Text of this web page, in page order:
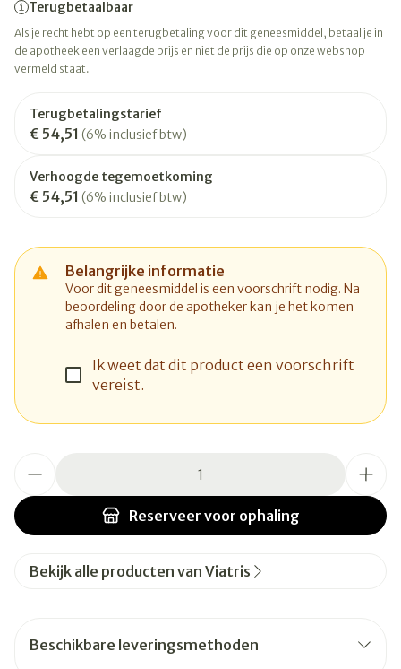
Terugbetaalbaar
Als je recht hebt op een terugbetaling voor dit geneesmiddel, betaal je in
de apotheek een verlaagde prijs en niet de prijs die op onze webshop
vermeld staat.
Terugbetalingstarief
€ 54,51 (6% inclusief btw)
Verhoogde tegemoetkoming
€ 54,51 (6% inclusief btw)
Belangrijke informatie
Voor dit geneesmiddel is een voorschrift nodig. Na
beoordeling door de apotheker kan je het komen
afhalen en betalen.
Ik weet dat dit product een voorschrift
vereist.
Reserveer voor ophaling
Bekijk alle producten van Viatris
Beschikbare leveringsmethoden